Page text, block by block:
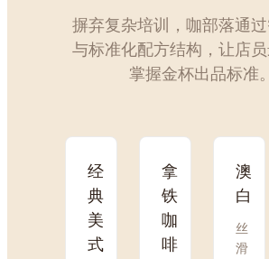
摒弃复杂培训，咖部落通
与标准化配方结构，让店
掌握金杯出品标准。
经
典
美
式
拿
铁
咖
啡
澳
白
丝
滑